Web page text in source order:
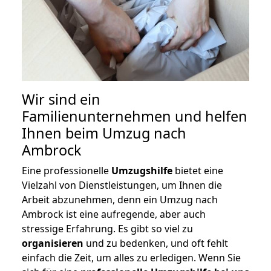
Wir sind ein
Familienunternehmen und helfen
Ihnen beim Umzug nach
Ambrock
Eine professionelle Umzugshilfe bietet eine
Vielzahl von Dienstleistungen, um Ihnen die
Arbeit abzunehmen, denn ein Umzug nach
Ambrock ist eine aufregende, aber auch
stressige Erfahrung. Es gibt so viel zu
organisieren und zu bedenken, und oft fehlt
einfach die Zeit, um alles zu erledigen. Wenn Sie